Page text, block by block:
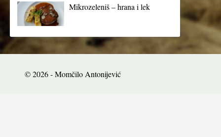
Mikrozeleniš – hrana i lek
© 2026 - Momčilo Antonijević